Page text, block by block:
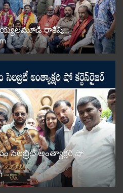
రాకేష్‌…
సెలబ్రిటీ అంత్యాక్షరి షో